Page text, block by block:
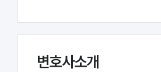
변호사소개